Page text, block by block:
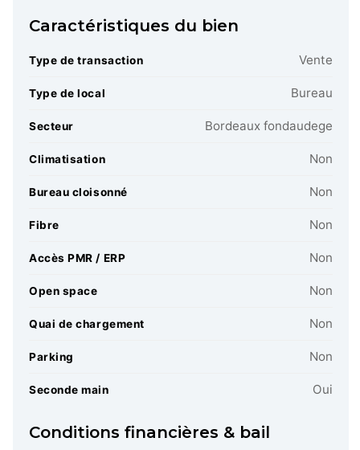
Caractéristiques du bien
Type de transaction Vente
Type de local Bureau
Secteur Bordeaux fondaudege
Climatisation Non
Bureau cloisonné Non
Fibre Non
Accès PMR / ERP Non
Open space Non
Quai de chargement Non
Parking Non
Seconde main Oui
Conditions financières & bail